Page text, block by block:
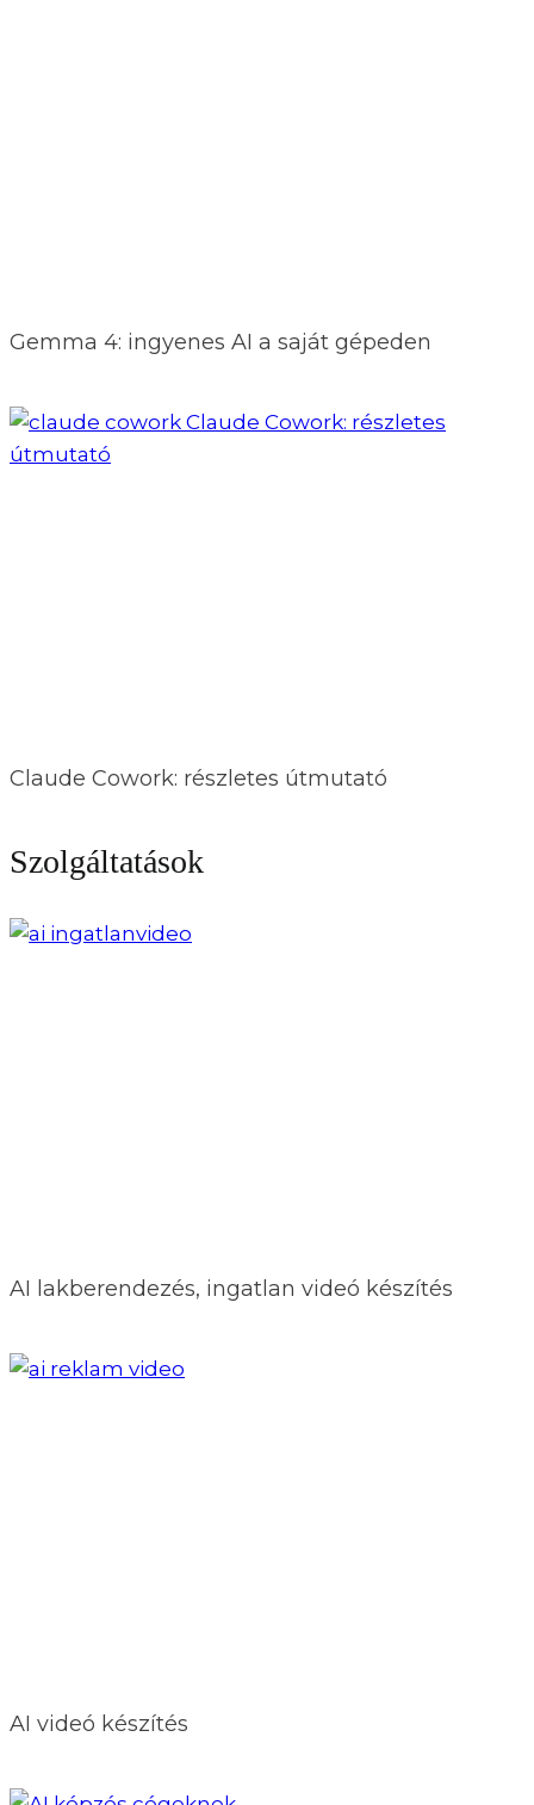
Gemma 4: ingyenes AI a saját gépeden
Claude Cowork: részletes útmutató
Szolgáltatások
AI lakberendezés, ingatlan videó készítés
AI videó készítés